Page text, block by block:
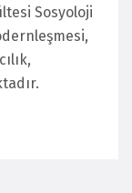
Sosyoloji